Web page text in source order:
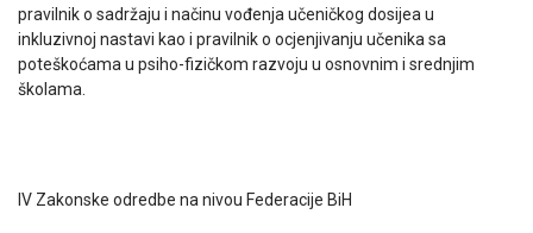
pravilnik o sadržaju i načinu vođenja učeničkog dosijea u
inkluzivnoj nastavi kao i pravilnik o ocjenjivanju učenika sa
poteškoćama u psiho-fizičkom razvoju u osnovnim i srednjim
školama.
IV Zakonske odredbe na nivou Federacije BiH